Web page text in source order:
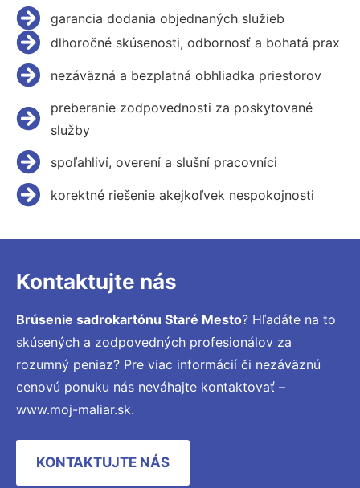
garancia dodania objednaných služieb
dlhoročné skúsenosti, odbornosť a bohatá prax
nezáväzná a bezplatná obhliadka priestorov
preberanie zodpovednosti za poskytované
služby
spoľahliví, overení a slušní pracovníci
korektné riešenie akejkoľvek nespokojnosti
Kontaktujte nás
Brúsenie sadrokartónu Staré Mesto? Hľadáte na to
skúsených a zodpovedných profesionálov za
rozumný peniaz? Pre viac informácií či nezáväznú
cenovú ponuku nás neváhajte kontaktovať –
www.moj-maliar.sk.
KONTAKTUJTE NÁS